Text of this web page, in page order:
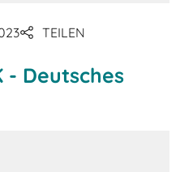
TEILEN
- Deutsches